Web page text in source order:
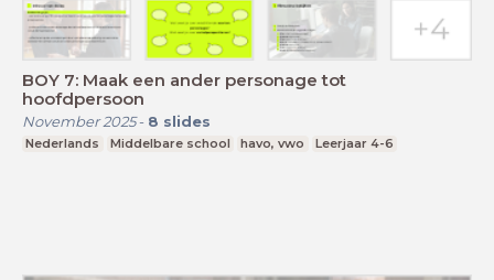
BOY 7: Maak een ander personage tot
hoofdpersoon
November 2025- 8 slides
Nederlands Middelbare school havo, vwo Leerjaar 4-6